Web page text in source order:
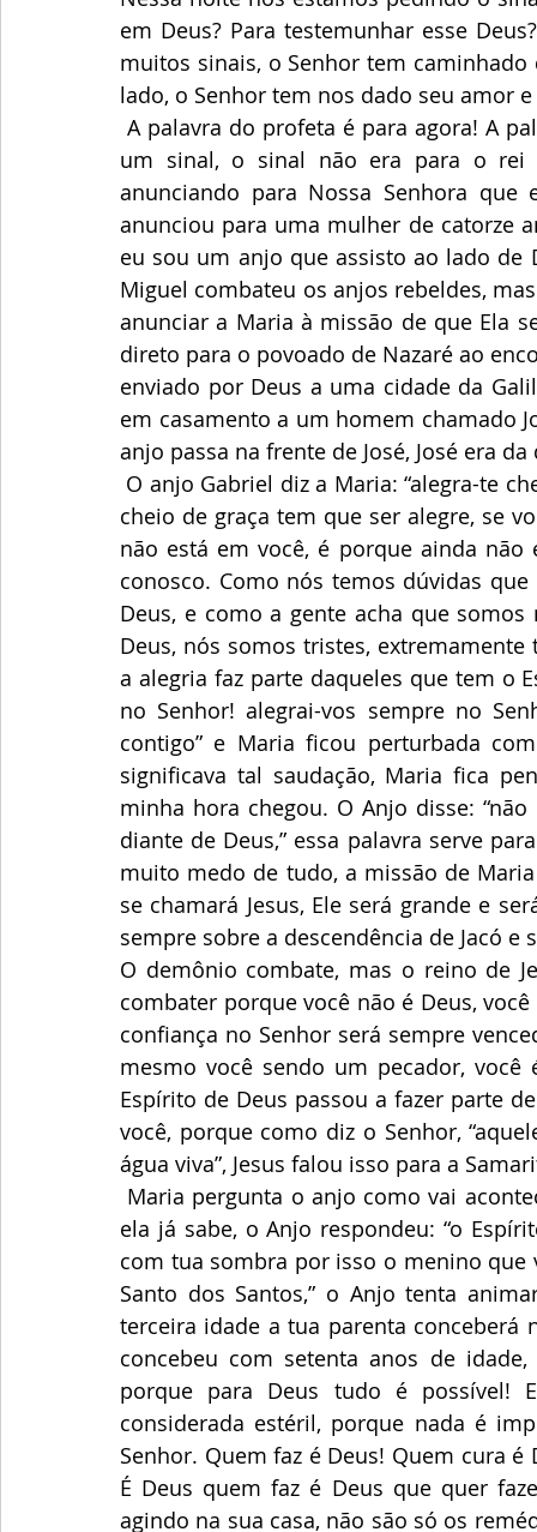
em Deus? Para testemunhar esse
muitos sinais, o Senhor tem
lado, o Senhor tem nos dado seu amor
um sinal, o sinal não era para o rei
anunciando para Nossa Senhora
anunciou para uma mulher de catorze
eu sou um anjo que assisto ao lado de
Miguel combateu os anjos rebeldes,
anunciar a Maria à missão de que Ela
direto para o povoado de Nazaré ao
enviado por Deus a uma cidade da
em casamento a um homem chamado
anjo passa na frente de José, José era
cheio de graça tem que ser alegre, se
não está em você, é porque ainda não
conosco. Como nós temos dúvidas
Deus, e como a gente acha que
Deus, nós somos tristes, extremamente
a alegria faz parte daqueles que tem o
no Senhor! alegrai-vos sempre no
contigo” e Maria ficou perturbada
significava tal saudação, Maria fica
minha hora chegou. O Anjo disse:
diante de Deus,” essa palavra serve
muito medo de tudo, a missão de
se chamará Jesus, Ele será grande e
sempre sobre a descendência de Jacó
O demônio combate, mas o reino de
combater porque você não é Deus,
confiança no Senhor será sempre
mesmo você sendo um pecador,
Espírito de Deus passou a fazer parte
você, porque como diz o Senhor,
água viva”, Jesus falou isso para a
ela já sabe, o Anjo respondeu: “o
com tua sombra por isso o menino que
Santo dos Santos,” o Anjo tenta
terceira idade a tua parenta conceberá
concebeu com setenta anos de
porque para Deus tudo é possível!
considerada estéril, porque nada é
Senhor. Quem faz é Deus! Quem cura
É Deus quem faz é Deus que quer
agindo na sua casa, não são só os